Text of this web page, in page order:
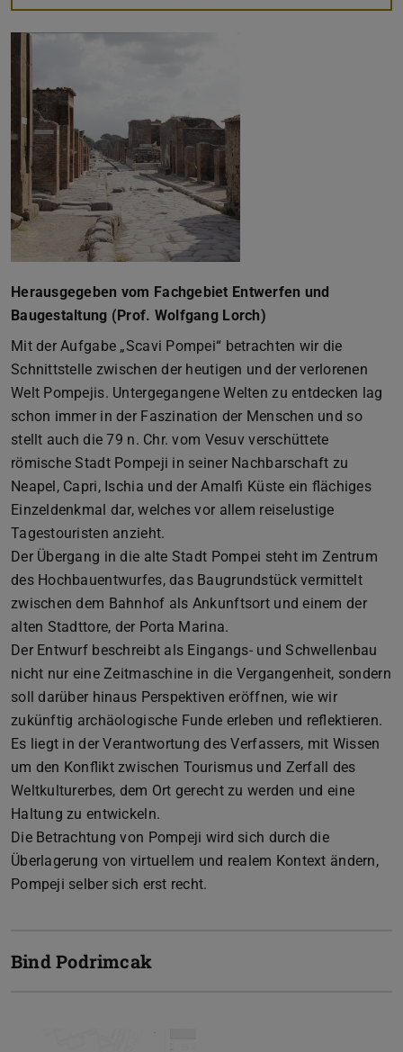
Herausgegeben vom Fachgebiet Entwerfen und
Baugestaltung (Prof. Wolfgang Lorch)
Mit der Aufgabe „Scavi Pompei“ betrachten wir die
Schnittstelle zwischen der heutigen und der verlorenen
Welt Pompejis. Untergegangene Welten zu entdecken lag
schon immer in der Faszination der Menschen und so
stellt auch die 79 n. Chr. vom Vesuv verschüttete
römische Stadt Pompeji in seiner Nachbarschaft zu
Neapel, Capri, Ischia und der Amalfi Küste ein flächiges
Einzeldenkmal dar, welches vor allem reiselustige
Tagestouristen anzieht.
Der Übergang in die alte Stadt Pompei steht im Zentrum
des Hochbauentwurfes, das Baugrundstück vermittelt
zwischen dem Bahnhof als Ankunftsort und einem der
alten Stadttore, der Porta Marina.
Der Entwurf beschreibt als Eingangs- und Schwellenbau
nicht nur eine Zeitmaschine in die Vergangenheit, sondern
soll darüber hinaus Perspektiven eröffnen, wie wir
zukünftig archäologische Funde erleben und reflektieren.
Es liegt in der Verantwortung des Verfassers, mit Wissen
um den Konflikt zwischen Tourismus und Zerfall des
Weltkulturerbes, dem Ort gerecht zu werden und eine
Haltung zu entwickeln.
Die Betrachtung von Pompeji wird sich durch die
Überlagerung von virtuellem und realem Kontext ändern,
Pompeji selber sich erst recht.
Bind Podrimcak